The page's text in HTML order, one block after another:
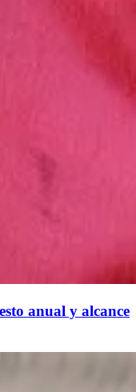
anual y alcance